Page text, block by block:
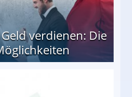
verdienen: Die